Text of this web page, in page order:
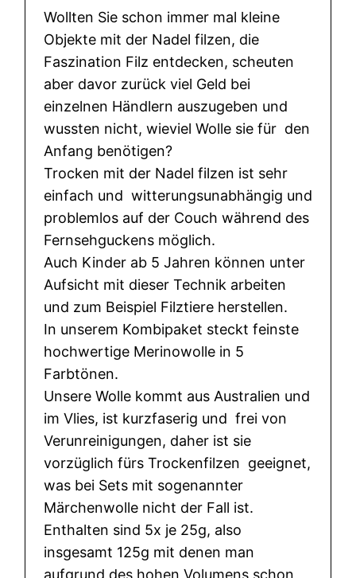
z
s
e
H
r
b
M
e
n
e
Wollten Sie schon immer mal kleine
Objekte mit der Nadel filzen, die
Faszination Filz entdecken, scheuten
aber davor zurück viel Geld bei
einzelnen Händlern auszugeben und
wussten nicht, wieviel Wolle sie für den
Anfang benötigen?
Trocken mit der Nadel filzen ist sehr
einfach und witterungsunabhängig und
problemlos auf der Couch während des
Fernsehguckens möglich.
Auch Kinder ab 5 Jahren können unter
Aufsicht mit dieser Technik arbeiten
und zum Beispiel Filztiere herstellen.
In unserem Kombipaket steckt feinste
hochwertige Merinowolle in 5
Farbtönen.
Unsere Wolle kommt aus Australien und
im Vlies, ist kurzfaserig und frei von
Verunreinigungen, daher ist sie
vorzüglich fürs Trockenfilzen geeignet,
was bei Sets mit sogenannter
Märchenwolle nicht der Fall ist.
Enthalten sind 5x je 25g, also
insgesamt 125g mit denen man
aufgrund des hohen Volumens schon